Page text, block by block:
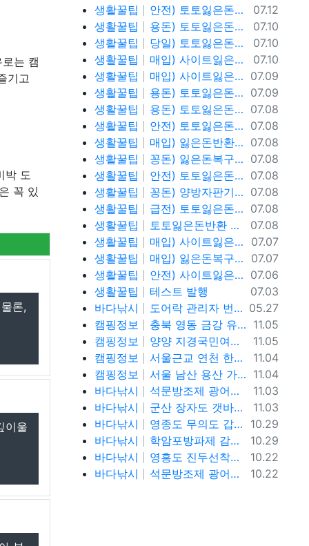
는 캠
기고
박 도
꼭 있
론,
이울
등록일
07.12
생활꿀팁
안전) 토토잃은돈반환 텔레@ybcs24
등록일
07.10
생활꿀팁
용돈) 토토잃은돈반환 텔레@ybcs24
등록일
07.10
생활꿀팁
당일) 토토잃은돈반환 텔레@ybcs24
등록일
07.10
생활꿀팁
매입) 사이트잃은돈복구 텔@ybcs24
등록일
07.09
생활꿀팁
매입) 사이트잃은돈복구 텔@ybcs24
등록일
07.09
생활꿀팁
용돈) 토토잃은돈복구 텔@ybcs24
등록일
07.08
생활꿀팁
용돈) 토토잃은돈복구 텔@ybcs24
등록일
07.08
생활꿀팁
안전) 토토잃은돈복구 텔@ybcs24
등록일
07.08
생활꿀팁
매입) 잃은돈반환 텔@ybcs24
등록일
07.08
생활꿀팁
꽁돈) 잃은돈복구 텔@ybcs24
등록일
07.08
생활꿀팁
안전) 토토잃은돈반환 텔@ybcs24
등록일
07.08
생활꿀팁
꽁돈) 양방자판기 텔@ybcs24
등록일
07.08
생활꿀팁
급전) 토토잃은돈반환 텔레@ybcs24
등록일
07.08
생활꿀팁
토토잃은돈반환 텔레@ybcs24 토토돈복구
등록일
07.07
생활꿀팁
매입) 사이트잃은돈복구 텔@ybcs24
등록일
07.07
생활꿀팁
매입) 잃은돈복구 텔@ybcs24
등록일
07.06
생활꿀팁
안전) 사이트잃은돈복구 텔@ybcs24
등록일
07.03
생활꿀팁
테스트 발행
등록일
05.27
바다낚시
도어락 관리자 번호 설정과 안전하게 관리하는 방법
등록일
11.05
캠핑정보
충북 영동 금강 유원지 강변뷰 무료 노지 차박캠핑 가볼만한곳
등록일
11.05
캠핑정보
양양 지경국민여가캠핑장, 강릉 바다뷰 노지 차박캠핑 가볼만한곳
등록일
11.04
캠핑정보
서울근교 연천 한탄강 유원지 무료노지 차박캠핑 가볼만한곳
등록일
11.04
캠핑정보
서울 남산 용산 가을단풍 명소, 남산야외식물원, 남산골한옥마을, 이태원로 단풍길, 청파로 단풍길, 서울 단풍 트래킹 가볼만한곳
등록일
11.03
바다낚시
석문방조제 광어낚시 사리물때 끝날물 광어포인트 추천
등록일
11.03
바다낚시
군산 장자도 갯바위 풀치 갈치 워킹 루어낚시 포인트
등록일
10.29
바다낚시
영종도 무의도 갑오징어 워킹 루어낚시 포인트 및 채비정보
등록일
10.29
바다낚시
학암포방파제 감성돔, 고등어,학꽁치 원투낚시 바다낚시 포인트 추천
등록일
10.22
바다낚시
영흥도 진두선착장 감성돔낚시 서울근교 감성돔낚시 포인트
등록일
10.22
바다낚시 석문방조제 광어낚시 사리물때 간조 광어루어낚시 조황정보